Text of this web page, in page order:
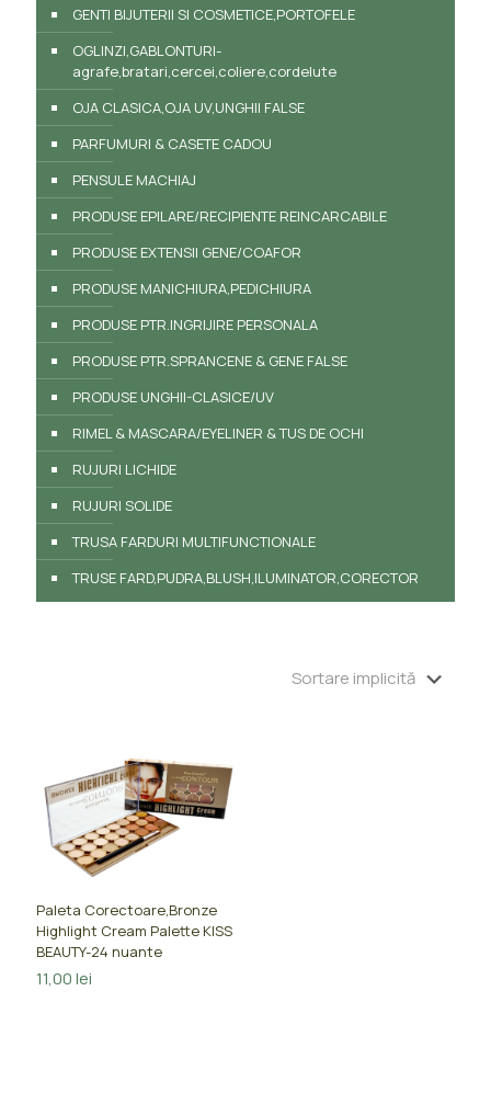
GENTI BIJUTERII SI COSMETICE,PORTOFELE
OGLINZI,GABLONTURI-
agrafe,bratari,cercei,coliere,cordelute
OJA CLASICA,OJA UV,UNGHII FALSE
PARFUMURI & CASETE CADOU
PENSULE MACHIAJ
PRODUSE EPILARE/RECIPIENTE REINCARCABILE
PRODUSE EXTENSII GENE/COAFOR
PRODUSE MANICHIURA,PEDICHIURA
PRODUSE PTR.INGRIJIRE PERSONALA
PRODUSE PTR.SPRANCENE & GENE FALSE
PRODUSE UNGHII-CLASICE/UV
RIMEL & MASCARA/EYELINER & TUS DE OCHI
RUJURI LICHIDE
RUJURI SOLIDE
TRUSA FARDURI MULTIFUNCTIONALE
TRUSE FARD,PUDRA,BLUSH,ILUMINATOR,CORECTOR
Paleta Corectoare,Bronze
Highlight Cream Palette KISS
BEAUTY-24 nuante
11,00lei